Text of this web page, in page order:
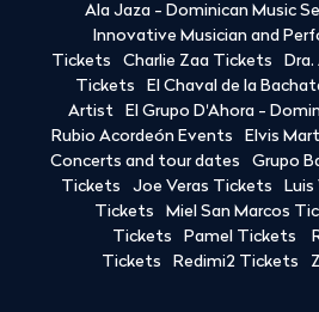
Ala Jaza - Dominican Music
Innovative Musician and
Tickets
Charlie Zaa Tickets
Tickets
El Chaval de la
Artist
El Grupo D'Ahora -
Rubio Acordeón Events
Elvis
Concerts and tour dates
Grupo
Tickets
Joe Veras Tickets
Tickets
Miel San Marcos
Tickets
Pamel Tickets
Tickets
Redimi2 Tickets